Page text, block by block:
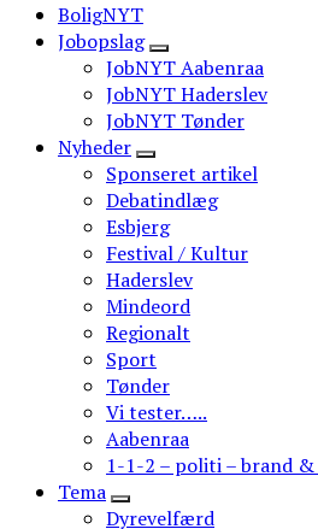
BoligNYT
Jobopslag
JobNYT Aabenraa
JobNYT Haderslev
JobNYT Tønder
Nyheder
Sponseret artikel
Debatindlæg
Esbjerg
Festival / Kultur
Haderslev
Mindeord
Regionalt
Sport
Tønder
Vi tester…..
Aabenraa
1-1-2 – politi – brand
Tema
Dyrevelfærd